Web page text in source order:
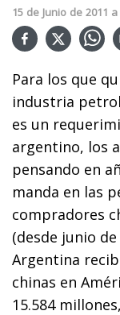
15 de Junio de 2011
Para los que
industria
es un
argentino, los
pensando en
manda en las
compradores
(desde junio
Argentina
chinas en
15.584